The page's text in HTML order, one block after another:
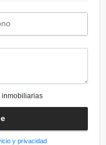
inmobiliarias
y privacidad